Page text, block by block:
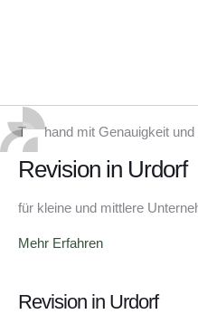
Treuhand mit Genauigkeit
Revision in Urdorf
für kleine und mittlere
Mehr Erfahren
Revision in Urdorf